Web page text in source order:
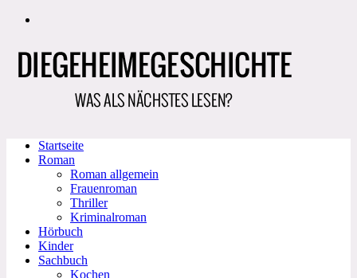
Zum
Startseite
Roman
Roman allgemein
Frauenroman
Thriller
Kriminalroman
Hörbuch
Kinder
Sachbuch
Kochen